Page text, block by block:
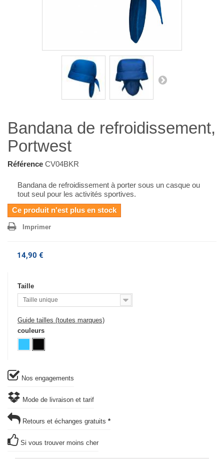
Bandana de refroidissement,
Portwest
Référence CV04BKR
Bandana de refroidissement à porter sous un casque ou
tout seul pour les activités sportives.
Ce produit n'est plus en stock
Imprimer
14,90 €
Taille
Taille unique
Guide tailles (toutes marques)
couleurs
Nos engagements
Mode de livraison et tarif
Retours et échanges gratuits *
Si vous trouver moins cher